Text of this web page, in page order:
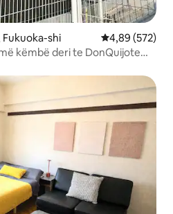
shi Vlerësimi
4,89 (572)
këmbë deri te DonQuijote